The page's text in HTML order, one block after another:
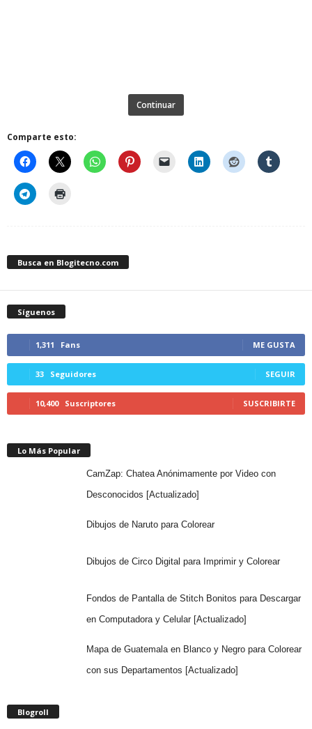
Continuar
Comparte esto:
Busca en Blogitecno.com
Síguenos
1,311 Fans ME GUSTA
33 Seguidores SEGUIR
10,400 Suscriptores SUSCRIBIRTE
Lo Más Popular
CamZap: Chatea Anónimamente por Video con
Desconocidos [Actualizado]
Dibujos de Naruto para Colorear
Dibujos de Circo Digital para Imprimir y Colorear
Fondos de Pantalla de Stitch Bonitos para Descargar
en Computadora y Celular [Actualizado]
Mapa de Guatemala en Blanco y Negro para Colorear
con sus Departamentos [Actualizado]
Blogroll